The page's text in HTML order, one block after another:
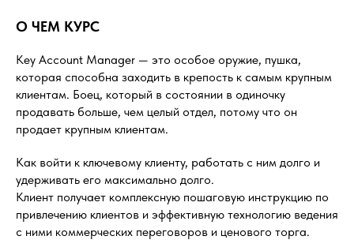
О ЧЕМ КУРС
Key Account Manager — это особое оружие, пушка,
которая способна заходить в крепость к самым крупным
клиентам. Боец, который в состоянии в одиночку
продавать больше, чем целый отдел, потому что он
продает крупным клиентам.
Как войти к ключевому клиенту, работать с ним долго и
удерживать его максимально долго.
Клиент получает комплексную пошаговую инструкцию по
привлечению клиентов и эффективную технологию ведения
с ними коммерческих переговоров и ценового торга.